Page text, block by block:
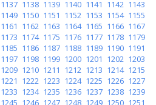
1137 1138 1139 1140 1141 1142 1143
1149 1150 1151 1152 1153 1154 1155
1161 1162 1163 1164 1165 1166 1167
1173 1174 1175 1176 1177 1178 1179
1185 1186 1187 1188 1189 1190 1191
1197 1198 1199 1200 1201 1202 1203
1209 1210 1211 1212 1213 1214 1215
1221 1222 1223 1224 1225 1226 1227
1233 1234 1235 1236 1237 1238 1239
1245 1246 1247 1248 1249 1250 1251